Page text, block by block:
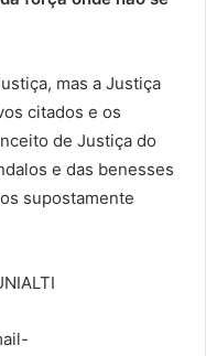
mas a Justiça
citados e os
de Justiça do
e das benesses
supostamente